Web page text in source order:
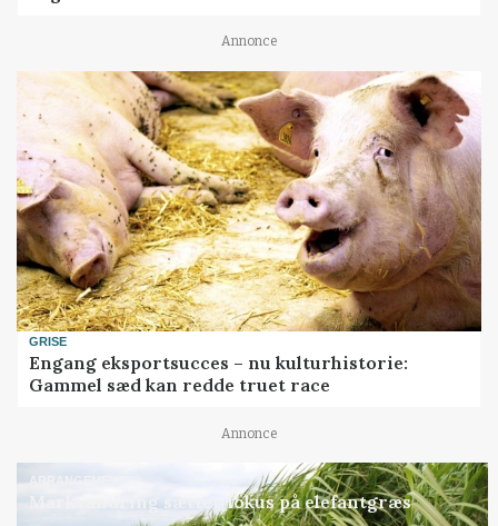
Annonce
GRISE
Engang eksportsucces – nu kulturhistorie:
Gammel sæd kan redde truet race
Annonce
ARRANGEMENT
Markvandring sætter fokus på elefantgræs